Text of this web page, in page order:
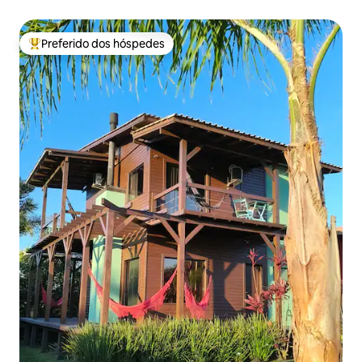
Entre os melhores preferidos dos hóspedes
Preferido dos hóspedes